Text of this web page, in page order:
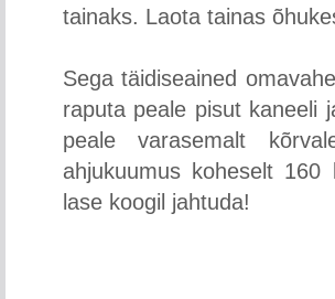
tainaks. Laota tainas
Sega täidiseained
raputa peale pisut kaneeli
peale varasemalt
ahjukuumus koheselt
lase koogil jahtuda!